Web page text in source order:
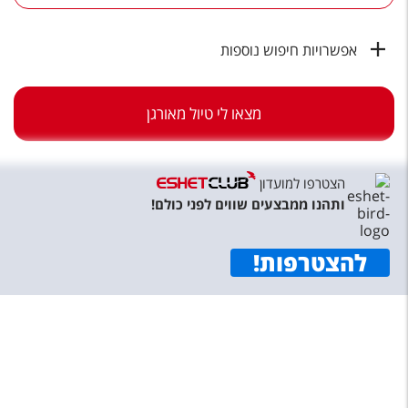
טיסות לחו"ל
מלונות בחו"ל
שירות לקוחות
תקנון
אפשרויות חיפוש נוספות
מצאו לי טיול מאורגן
הצטרפו למועדון
ותהנו ממבצעים שווים לפני כולם!
להצטרפות!